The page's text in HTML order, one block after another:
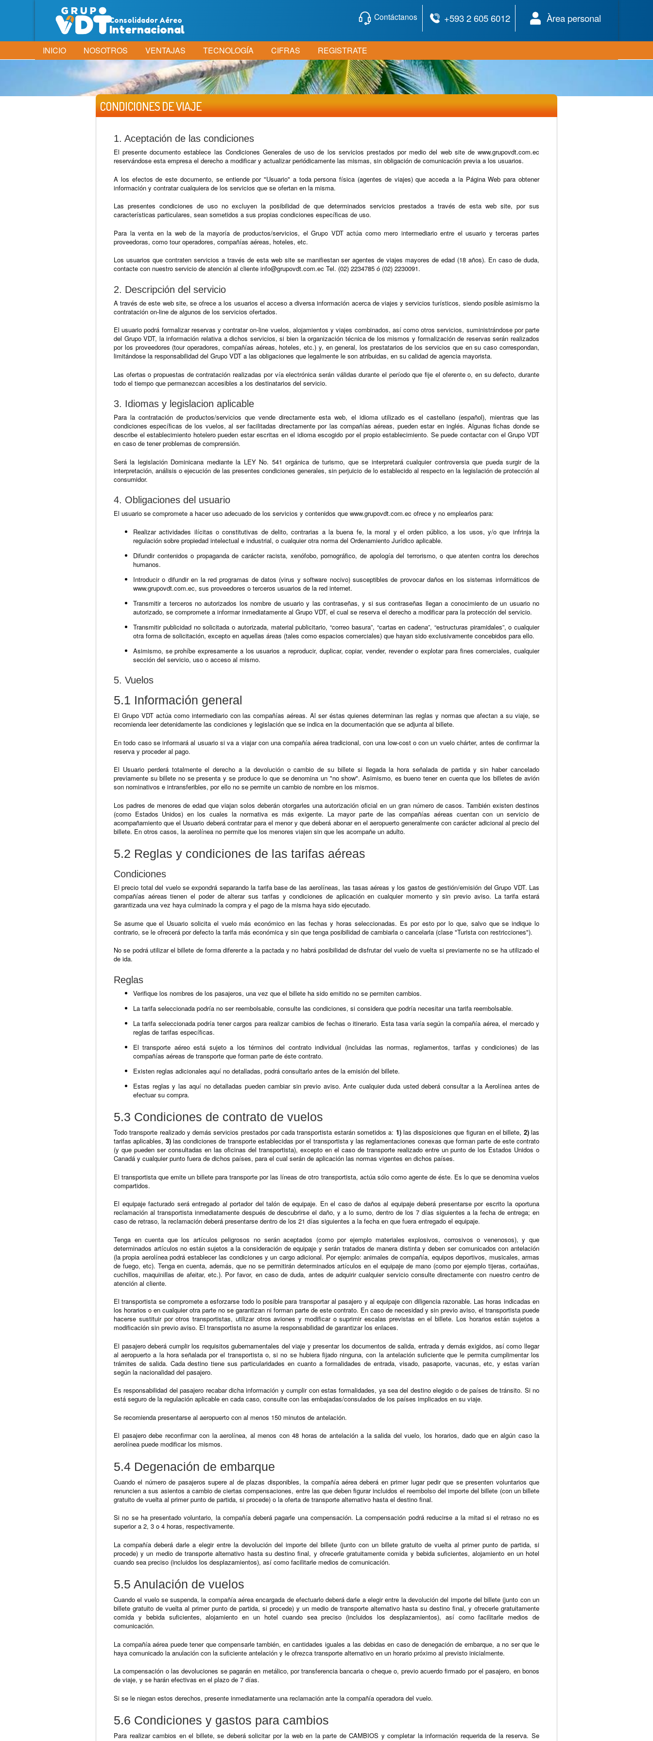
Consolidador Aéreo
Internacional
Contáctanos +593 2 605 6012 Àrea personal
INICIO NOSOTROS VENTAJAS TECNOLOGÍA CIFRAS REGISTRATE
CONDICIONES DE VIAJE
1. Aceptación de las condiciones
El presente documento establece las Condiciones Generales de uso de los servicios prestados por medio del web site de www.grupovdt.com.ec
reservándose esta empresa el derecho a modificar y actualizar periódicamente las mismas, sin obligación de comunicación previa a los usuarios.
A los efectos de este documento, se entiende por "Usuario" a toda persona física (agentes de viajes) que acceda a la Página Web para obtener
información y contratar cualquiera de los servicios que se ofertan en la misma.
Las presentes condiciones de uso no excluyen la posibilidad de que determinados servicios prestados a través de esta web site, por sus
características particulares, sean sometidos a sus propias condiciones específicas de uso.
Para la venta en la web de la mayoría de productos/servicios, el Grupo VDT actúa como mero intermediario entre el usuario y terceras partes
proveedoras, como tour operadores, compañías aéreas, hoteles, etc.
Los usuarios que contraten servicios a través de esta web site se manifiestan ser agentes de viajes mayores de edad (18 años). En caso de duda,
contacte con nuestro servicio de atención al cliente info@grupovdt.com.ec Tel. (02) 2234785 ó (02) 2230091.
2. Descripción del servicio
A través de este web site, se ofrece a los usuarios el acceso a diversa información acerca de viajes y servicios turísticos, siendo posible asimismo la
contratación on-line de algunos de los servicios ofertados.
El usuario podrá formalizar reservas y contratar on-line vuelos, alojamientos y viajes combinados, así como otros servicios, suministrándose por parte
del Grupo VDT, la información relativa a dichos servicios, si bien la organización técnica de los mismos y formalización de reservas serán realizados
por los proveedores (tour operadores, compañías aéreas, hoteles, etc.) y, en general, los prestatarios de los servicios que en su caso correspondan,
limitándose la responsabilidad del Grupo VDT a las obligaciones que legalmente le son atribuidas, en su calidad de agencia mayorista.
Las ofertas o propuestas de contratación realizadas por vía electrónica serán válidas durante el período que fije el oferente o, en su defecto, durante
todo el tiempo que permanezcan accesibles a los destinatarios del servicio.
3. Idiomas y legislacion aplicable
Para la contratación de productos/servicios que vende directamente esta web, el idioma utilizado es el castellano (español), mientras que las
condiciones específicas de los vuelos, al ser facilitadas directamente por las compañías aéreas, pueden estar en inglés. Algunas fichas donde se
describe el establecimiento hotelero pueden estar escritas en el idioma escogido por el propio establecimiento. Se puede contactar con el Grupo VDT
en caso de tener problemas de comprensión.
Será la legislación Dominicana mediante la LEY No. 541 orgánica de turismo, que se interpretará cualquier controversia que pueda surgir de la
interpretación, análisis o ejecución de las presentes condiciones generales, sin perjuicio de lo establecido al respecto en la legislación de protección al
consumidor.
4. Obligaciones del usuario
El usuario se compromete a hacer uso adecuado de los servicios y contenidos que www.grupovdt.com.ec ofrece y no emplearlos para:
Realizar actividades ilícitas o constitutivas de delito, contrarias a la buena fe, la moral y el orden público, a los usos, y/o que infrinja la
regulación sobre propiedad intelectual e industrial, o cualquier otra norma del Ordenamiento Jurídico aplicable.
Difundir contenidos o propaganda de carácter racista, xenófobo, pornográfico, de apología del terrorismo, o que atenten contra los derechos
humanos.
Introducir o difundir en la red programas de datos (virus y software nocivo) susceptibles de provocar daños en los sistemas informáticos de
www.grupovdt.com.ec, sus proveedores o terceros usuarios de la red internet.
Transmitir a terceros no autorizados los nombre de usuario y las contraseñas, y si sus contraseñas llegan a conocimiento de un usuario no
autorizado, se compromete a informar inmediatamente al Grupo VDT, el cual se reserva el derecho a modificar para la protección del servicio.
Transmitir publicidad no solicitada o autorizada, material publicitario, “correo basura”, “cartas en cadena”, “estructuras piramidales”, o cualquier
otra forma de solicitación, excepto en aquellas áreas (tales como espacios comerciales) que hayan sido exclusivamente concebidos para ello.
Asimismo, se prohíbe expresamente a los usuarios a reproducir, duplicar, copiar, vender, revender o explotar para fines comerciales, cualquier
sección del servicio, uso o acceso al mismo.
5. Vuelos
5.1 Información general
El Grupo VDT actúa como intermediario con las compañías aéreas. Al ser éstas quienes determinan las reglas y normas que afectan a su viaje, se
recomienda leer detenidamente las condiciones y legislación que se indica en la documentación que se adjunta al billete.
En todo caso se informará al usuario si va a viajar con una compañía aérea tradicional, con una low-cost o con un vuelo chárter, antes de confirmar la
reserva y proceder al pago.
El Usuario perderá totalmente el derecho a la devolución o cambio de su billete si llegada la hora señalada de partida y sin haber cancelado
previamente su billete no se presenta y se produce lo que se denomina un "no show". Asimismo, es bueno tener en cuenta que los billetes de avión
son nominativos e intransferibles, por ello no se permite un cambio de nombre en los mismos.
Los padres de menores de edad que viajan solos deberán otorgarles una autorización oficial en un gran número de casos. También existen destinos
(como Estados Unidos) en los cuales la normativa es más exigente. La mayor parte de las compañías aéreas cuentan con un servicio de
acompañamiento que el Usuario deberá contratar para el menor y que deberá abonar en el aeropuerto generalmente con carácter adicional al precio del
billete. En otros casos, la aerolínea no permite que los menores viajen sin que les acompañe un adulto.
5.2 Reglas y condiciones de las tarifas aéreas
Condiciones
El precio total del vuelo se expondrá separando la tarifa base de las aerolíneas, las tasas aéreas y los gastos de gestión/emisión del Grupo VDT. Las
compañías aéreas tienen el poder de alterar sus tarifas y condiciones de aplicación en cualquier momento y sin previo aviso. La tarifa estará
garantizada una vez haya culminado la compra y el pago de la misma haya sido ejecutado.
Se asume que el Usuario solicita el vuelo más económico en las fechas y horas seleccionadas. Es por esto por lo que, salvo que se indique lo
contrario, se le ofrecerá por defecto la tarifa más económica y sin que tenga posibilidad de cambiarla o cancelarla (clase "Turista con restricciones").
No se podrá utilizar el billete de forma diferente a la pactada y no habrá posibilidad de disfrutar del vuelo de vuelta si previamente no se ha utilizado el
de ida.
Reglas
Verifique los nombres de los pasajeros, una vez que el billete ha sido emitido no se permiten cambios.
La tarifa seleccionada podría no ser reembolsable, consulte las condiciones, si considera que podría necesitar una tarifa reembolsable.
La tarifa seleccionada podría tener cargos para realizar cambios de fechas o itinerario. Esta tasa varía según la compañía aérea, el mercado y
reglas de tarifas específicas.
El transporte aéreo está sujeto a los términos del contrato individual (incluidas las normas, reglamentos, tarifas y condiciones) de las
compañías aéreas de transporte que forman parte de éste contrato.
Existen reglas adicionales aquí no detalladas, podrá consultarlo antes de la emisión del billete.
Estas reglas y las aquí no detalladas pueden cambiar sin previo aviso. Ante cualquier duda usted deberá consultar a la Aerolínea antes de
efectuar su compra.
5.3 Condiciones de contrato de vuelos
Todo transporte realizado y demás servicios prestados por cada transportista estarán sometidos a: 1)las disposiciones que figuran en el billete, 2)las
tarifas aplicables, 3)las condiciones de transporte establecidas por el transportista y las reglamentaciones conexas que forman parte de este contrato
(y que pueden ser consultadas en las oficinas del transportista), excepto en el caso de transporte realizado entre un punto de los Estados Unidos o
Canadá y cualquier punto fuera de dichos países, para el cual serán de aplicación las normas vigentes en dichos países.
El transportista que emite un billete para transporte por las líneas de otro transportista, actúa sólo como agente de éste. Es lo que se denomina vuelos
compartidos.
El equipaje facturado será entregado al portador del talón de equipaje. En el caso de daños al equipaje deberá presentarse por escrito la oportuna
reclamación al transportista inmediatamente después de descubrirse el daño, y a lo sumo, dentro de los 7 días siguientes a la fecha de entrega; en
caso de retraso, la reclamación deberá presentarse dentro de los 21 días siguientes a la fecha en que fuera entregado el equipaje.
Tenga en cuenta que los artículos peligrosos no serán aceptados (como por ejemplo materiales explosivos, corrosivos o venenosos), y que
determinados artículos no están sujetos a la consideración de equipaje y serán tratados de manera distinta y deben ser comunicados con antelación
(la propia aerolínea podrá establecer las condiciones y un cargo adicional. Por ejemplo: animales de compañía, equipos deportivos, musicales, armas
de fuego, etc). Tenga en cuenta, además, que no se permitirán determinados artículos en el equipaje de mano (como por ejemplo tijeras, cortaúñas,
cuchillos, maquinillas de afeitar, etc.). Por favor, en caso de duda, antes de adquirir cualquier servicio consulte directamente con nuestro centro de
atención al cliente.
El transportista se compromete a esforzarse todo lo posible para transportar al pasajero y al equipaje con diligencia razonable. Las horas indicadas en
los horarios o en cualquier otra parte no se garantizan ni forman parte de este contrato. En caso de necesidad y sin previo aviso, el transportista puede
hacerse sustituir por otros transportistas, utilizar otros aviones y modificar o suprimir escalas previstas en el billete. Los horarios están sujetos a
modificación sin previo aviso. El transportista no asume la responsabilidad de garantizar los enlaces.
El pasajero deberá cumplir los requisitos gubernamentales del viaje y presentar los documentos de salida, entrada y demás exigidos, así como llegar
al aeropuerto a la hora señalada por el transportista o, si no se hubiera fijado ninguna, con la antelación suficiente que le permita cumplimentar los
trámites de salida. Cada destino tiene sus particularidades en cuanto a formalidades de entrada, visado, pasaporte, vacunas, etc, y estas varían
según la nacionalidad del pasajero.
Es responsabilidad del pasajero recabar dicha información y cumplir con estas formalidades, ya sea del destino elegido o de países de tránsito. Si no
está seguro de la regulación aplicable en cada caso, consulte con las embajadas/consulados de los países implicados en su viaje.
Se recomienda presentarse al aeropuerto con al menos 150 minutos de antelación.
El pasajero debe reconfirmar con la aerolínea, al menos con 48 horas de antelación a la salida del vuelo, los horarios, dado que en algún caso la
aerolínea puede modificar los mismos.
5.4 Degenación de embarque
Cuando el número de pasajeros supere al de plazas disponibles, la compañía aérea deberá en primer lugar pedir que se presenten voluntarios que
renuncien a sus asientos a cambio de ciertas compensaciones, entre las que deben figurar incluidos el reembolso del importe del billete (con un billete
gratuito de vuelta al primer punto de partida, si procede) o la oferta de transporte alternativo hasta el destino final.
Si no se ha presentado voluntario, la compañía deberá pagarle una compensación. La compensación podrá reducirse a la mitad si el retraso no es
superior a 2, 3 o 4 horas, respectivamente.
La compañía deberá darle a elegir entre la devolución del importe del billete (junto con un billete gratuito de vuelta al primer punto de partida, si
procede) y un medio de transporte alternativo hasta su destino final, y ofrecerle gratuitamente comida y bebida suficientes, alojamiento en un hotel
cuando sea preciso (incluidos los desplazamientos), así como facilitarle medios de comunicación.
5.5 Anulación de vuelos
Cuando el vuelo se suspenda, la compañía aérea encargada de efectuarlo deberá darle a elegir entre la devolución del importe del billete (junto con un
billete gratuito de vuelta al primer punto de partida, si procede) y un medio de transporte alternativo hasta su destino final, y ofrecerle gratuitamente
comida y bebida suficientes, alojamiento en un hotel cuando sea preciso (incluidos los desplazamientos), así como facilitarle medios de
comunicación.
La compañía aérea puede tener que compensarle también, en cantidades iguales a las debidas en caso de denegación de embarque, a no ser que le
haya comunicado la anulación con la suficiente antelación y le ofrezca transporte alternativo en un horario próximo al previsto inicialmente.
La compensación o las devoluciones se pagarán en metálico, por transferencia bancaria o cheque o, previo acuerdo firmado por el pasajero, en bonos
de viaje, y se harán efectivas en el plazo de 7 días.
Si se le niegan estos derechos, presente inmediatamente una reclamación ante la compañía operadora del vuelo.
5.6 Condiciones y gastos para cambios
Para realizar cambios en el billete, se deberá solicitar por la web en la parte de CAMBIOS y completar la información requerida de la reserva. Se